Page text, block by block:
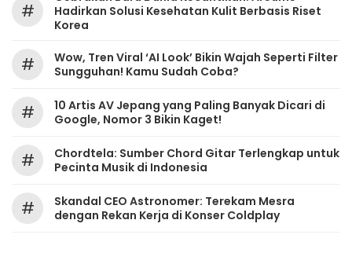
#
Hadirkan Solusi Kesehatan Kulit Berbasis Riset
Korea
#
Wow, Tren Viral ‘AI Look’ Bikin Wajah Seperti Filter
Sungguhan! Kamu Sudah Coba?
#
10 Artis AV Jepang yang Paling Banyak Dicari di
Google, Nomor 3 Bikin Kaget!
#
Chordtela: Sumber Chord Gitar Terlengkap untuk
Pecinta Musik di Indonesia
#
Skandal CEO Astronomer: Terekam Mesra
dengan Rekan Kerja di Konser Coldplay